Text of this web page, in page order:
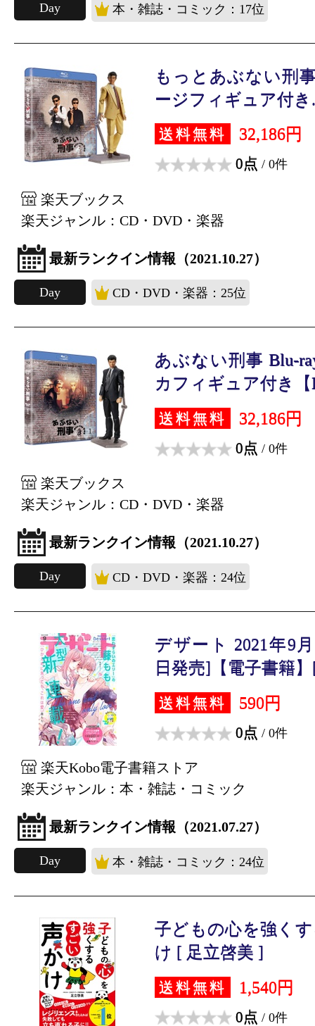
Day 本・雑誌・コミック：17位
もっとあぶない刑
ージフィギュア付き
送料無料 32,186円
0点 / 0件
楽天ブックス
楽天ジャンル：CD・DVD・楽器
最新ランクイン情報（2021.10.27）
Day CD・DVD・楽器：25位
あぶない刑事 Blu-
カフィギュア付き【
送料無料 32,186円
0点 / 0件
楽天ブックス
楽天ジャンル：CD・DVD・楽器
最新ランクイン情報（2021.10.27）
Day CD・DVD・楽器：24位
デザート 2021年9
日発売]【電子書籍
送料無料 590円
0点 / 0件
楽天Kobo電子書籍ストア
楽天ジャンル：本・雑誌・コミック
最新ランクイン情報（2021.07.27）
Day 本・雑誌・コミック：24位
子どもの心を強く
け [ 足立啓美 ]
送料無料 1,540円
0点 / 0件